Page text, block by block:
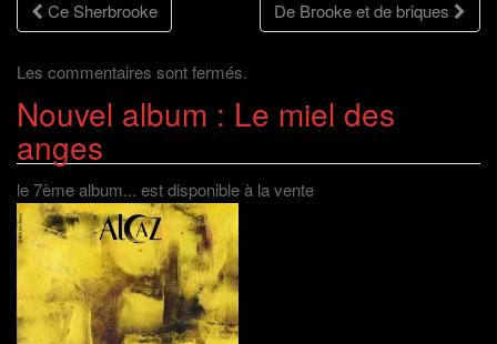
t ê
) e
)
l
e
e
n
ê
r
)
Navigation
des
articles
Ce Sherbrooke De Brooke et de briques
Les commentaires sont fermés.
Nouvel album : Le miel des
anges
le 7ème album... est disponible à la vente